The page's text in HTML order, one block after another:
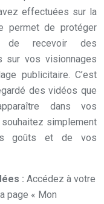
effectuées sur la
permet de protéger
recevoir des
sur vos visionnages
publicitaire. C’est
des vidéos que
dans vos
simplement
goûts et de vos
: Accédez à votre
page « Mon